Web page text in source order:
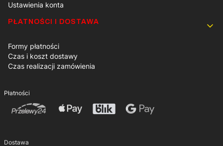
Ustawienia konta
PŁATNOŚCI I DOSTAWA
Formy płatności
Czas i koszt dostawy
Czas realizacji zamówienia
Płatności
Dostawa